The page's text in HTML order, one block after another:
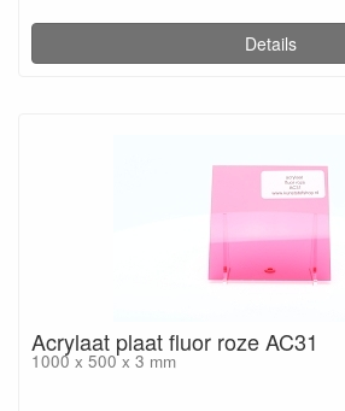
Details
Acrylaat plaat fluor roze AC31
1000 x 500 x 3 mm